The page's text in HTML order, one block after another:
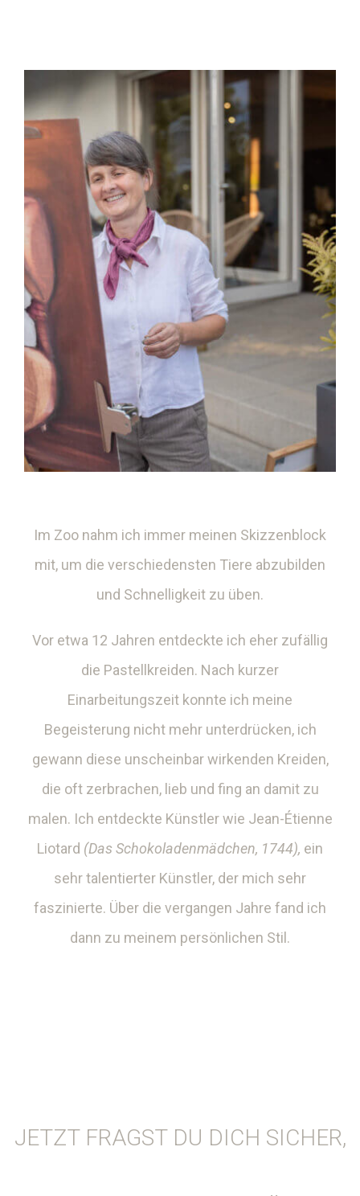
Im Zoo nahm ich immer meinen Skizzenblock
mit, um die verschiedensten Tiere abzubilden
und Schnelligkeit zu üben.
Vor etwa 12 Jahren entdeckte ich eher zufällig
die Pastellkreiden. Nach kurzer
Einarbeitungszeit konnte ich meine
Begeisterung nicht mehr unterdrücken, ich
gewann diese unscheinbar wirkenden Kreiden,
die oft zerbrachen, lieb und fing an damit zu
malen. Ich entdeckte Künstler wie Jean-Étienne
Liotard (Das Schokoladenmädchen, 1744), ein
sehr talentierter Künstler, der mich sehr
faszinierte. Über die vergangen Jahre fand ich
dann zu meinem persönlichen Stil.
JETZT FRAGST DU DICH SICHER,